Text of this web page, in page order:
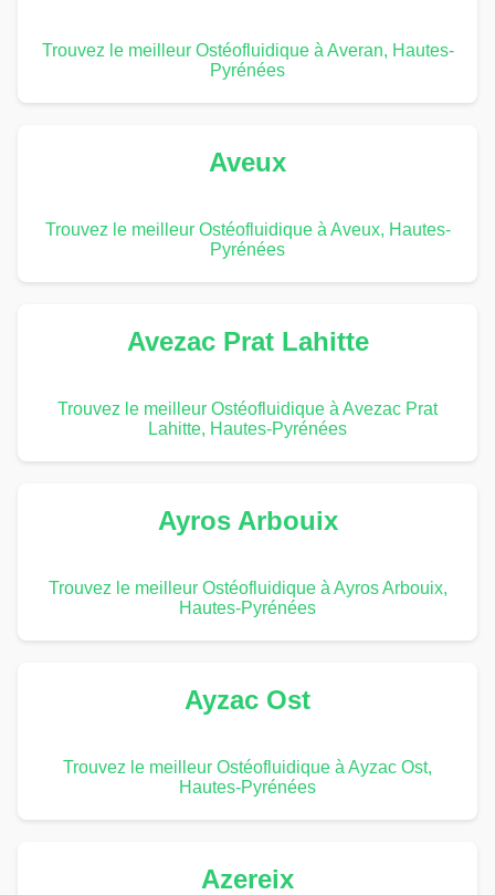
Trouvez le meilleur Ostéofluidique à Averan, Hautes-
Pyrénées
Aveux
Trouvez le meilleur Ostéofluidique à Aveux, Hautes-
Pyrénées
Avezac Prat Lahitte
Trouvez le meilleur Ostéofluidique à Avezac Prat
Lahitte, Hautes-Pyrénées
Ayros Arbouix
Trouvez le meilleur Ostéofluidique à Ayros Arbouix,
Hautes-Pyrénées
Ayzac Ost
Trouvez le meilleur Ostéofluidique à Ayzac Ost,
Hautes-Pyrénées
Azereix